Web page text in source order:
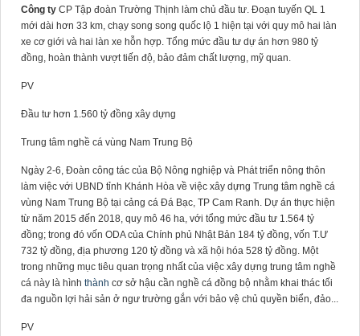
Công ty CP Tập đoàn Trường Thịnh làm chủ đầu tư. Đoạn tuyến QL 1
mới dài hơn 33 km, chạy song song quốc lộ 1 hiện tại với quy mô hai làn
xe cơ giới và hai làn xe hỗn hợp. Tổng mức đầu tư dự án hơn 980 tỷ
đồng, hoàn thành vượt tiến độ, bảo đảm chất lượng, mỹ quan.
PV
Đầu tư hơn 1.560 tỷ đồng xây dựng
Trung tâm nghề cá vùng Nam Trung Bộ
Ngày 2-6, Đoàn công tác của Bộ Nông nghiệp và Phát triển nông thôn
làm việc với UBND tỉnh Khánh Hòa về việc xây dựng Trung tâm nghề cá
vùng Nam Trung Bộ tại cảng cá Đá Bạc, TP Cam Ranh. Dự án thực hiện
từ năm 2015 đến 2018, quy mô 46 ha, với tổng mức đầu tư 1.564 tỷ
đồng; trong đó vốn ODA của Chính phủ Nhật Bản 184 tỷ đồng, vốn T.Ư
732 tỷ đồng, địa phương 120 tỷ đồng và xã hội hóa 528 tỷ đồng. Một
trong những mục tiêu quan trọng nhất của việc xây dựng trung tâm nghề
cá này là hình thành cơ sở hậu cần nghề cá đồng bộ nhằm khai thác tối
đa nguồn lợi hải sản ở ngư trường gắn với bảo vệ chủ quyền biển, đảo...
PV